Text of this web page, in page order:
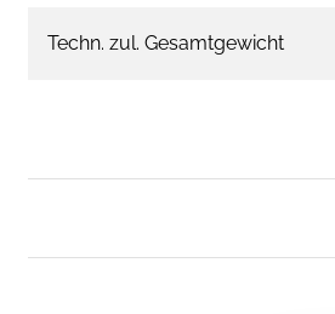
Techn. zul. Gesamtgewicht